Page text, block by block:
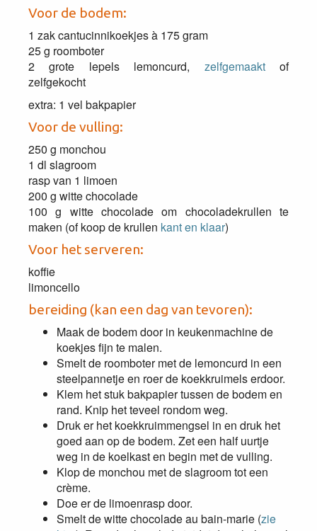
Voor de bodem:
1 zak cantucinnikoekjes à 175 gram
25 g roomboter
2 grote lepels lemoncurd, zelfgemaaktof
zelfgekocht
extra: 1 vel bakpapier
Voor de vulling:
250 g monchou
1 dl slagroom
rasp van 1 limoen
200 g witte chocolade
100 g witte chocolade om chocoladekrullen te
maken (of koop de krullen kant en klaar)
Voor het serveren:
koffie
limoncello
bereiding (kan een dag van tevoren):
Maak de bodem door in keukenmachine de
koekjes fijn te malen.
Smelt de roomboter met de lemoncurd in een
steelpannetje en roer de koekkruimels erdoor.
Klem het stuk bakpapier tussen de bodem en
rand. Knip het teveel rondom weg.
Druk er het koekkruimmengsel in en druk het
goed aan op de bodem. Zet een half uurtje
weg in de koelkast en begin met de vulling.
Klop de monchou met de slagroom tot een
crème.
Doe er de limoenrasp door.
Smelt de witte chocolade au bain-marie (zie